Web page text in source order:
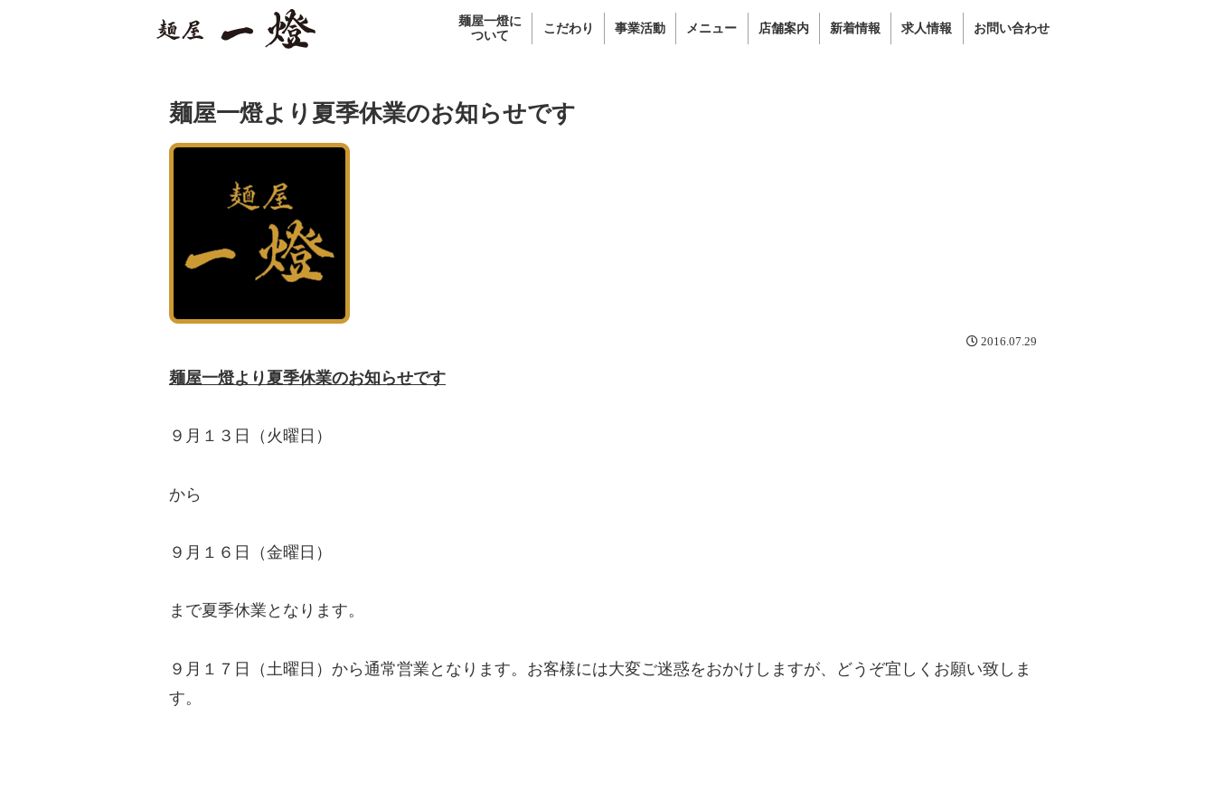
麺屋一燈に
ついて
こだわり 事業活動 メニュー 店舗案内 新着情報 求人情報 お問い合わせ
麺屋一燈より夏季休業のお知らせです
2016.07.29
麺屋一燈より夏季休業のお知らせです
９月１３日（火曜日）
から
９月１６日（金曜日）
まで夏季休業となります。
９月１７日（土曜日）から通常営業となります。お客様には大変ご迷惑をおかけしますが、どうぞ宜しくお願い致しま
す。